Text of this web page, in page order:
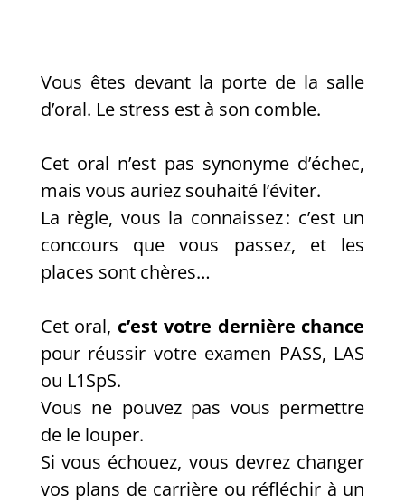
Vous êtes devant la porte de la salle
d’oral. Le stress est à son comble.
Cet oral n’est pas synonyme d’échec,
mais vous auriez souhaité l’éviter.
La règle, vous la connaissez : c’est un
concours que vous passez, et les
places sont chères…
Cet oral, c’est votre dernière chance
pour réussir votre examen PASS, LAS
ou L1SpS.
Vous ne pouvez pas vous permettre
de le louper.
Si vous échouez, vous devrez changer
vos plans de carrière ou réfléchir à un